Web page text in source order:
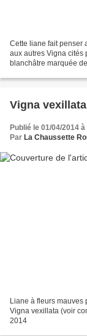
Cette liane fait penser
aux autres Vigna cités
blanchâtre marquée
Vigna vexillata
Publié le 01/04/2014
Par La Chaussette
Liane à fleurs mauves
Vigna vexillata (voir
2014